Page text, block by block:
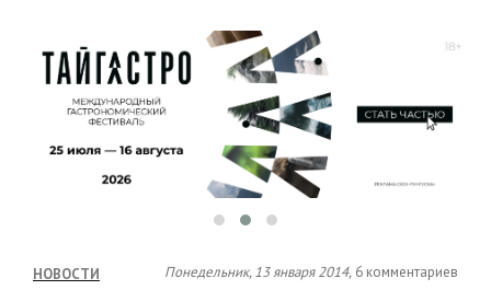
НОВОСТИ Понедельник, 13 января 2014, 6 комментариев